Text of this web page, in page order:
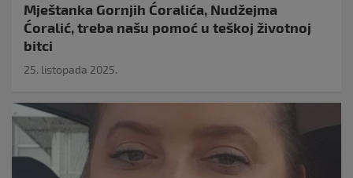
Mještanka Gornjih Ćoralića, Nudžejma
Ćoralić, treba našu pomoć u teškoj životnoj
bitci
25. listopada 2025.